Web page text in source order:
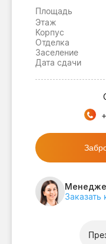
Площадь
Этаж
Корпус
Отделка
Заселение
Дата сдачи
Заказать